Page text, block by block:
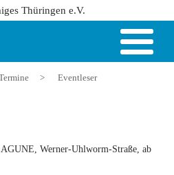
Thüringen e.V.
> Eventleser
Werner-Uhlworm-Straße, ab